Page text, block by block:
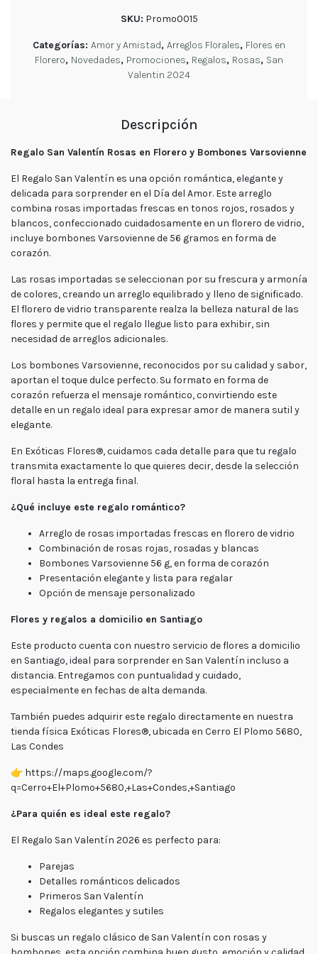
pedido
Contacto
Enviar
Flores
E-mail
ventas@exoticasflores.cl
Teléfonos
WhatsApp
+56966185059
Lunes
Lunes a
Jueves
8:30 a
18:30 -
Viernes
7:30 a
semana
Sábado
9:00 a
SKU: Promo0015
Categorías: Amor y Amistad, Arreglos Florales, Flores en
Florero, Novedades, Promociones, Regalos, Rosas, San
Valentin 2024
Descripción
Regalo San Valentín Rosas en Florero y Bombones Varsovienne
El Regalo San Valentín es una opción romántica, elegante y
delicada para sorprender en el Día del Amor. Este arreglo
combina rosas importadas frescas en tonos rojos, rosados y
blancos, confeccionado cuidadosamente en un florero de vidrio,
incluye bombones Varsovienne de 56 gramos en forma de
corazón.
Las rosas importadas se seleccionan por su frescura y armonía
de colores, creando un arreglo equilibrado y lleno de significado.
El florero de vidrio transparente realza la belleza natural de las
flores y permite que el regalo llegue listo para exhibir, sin
necesidad de arreglos adicionales.
Los bombones Varsovienne, reconocidos por su calidad y sabor,
aportan el toque dulce perfecto. Su formato en forma de
corazón refuerza el mensaje romántico, convirtiendo este
detalle en un regalo ideal para expresar amor de manera sutil y
elegante.
En Exóticas Flores®, cuidamos cada detalle para que tu regalo
transmita exactamente lo que quieres decir, desde la selección
floral hasta la entrega final.
¿Qué incluye este regalo romántico?
Arreglo de rosas importadas frescas en florero de vidrio
Combinación de rosas rojas, rosadas y blancas
Bombones Varsovienne 56 g, en forma de corazón
Presentación elegante y lista para regalar
Opción de mensaje personalizado
Flores y regalos a domicilio en Santiago
Este producto cuenta con nuestro servicio de flores a domicilio
en Santiago, ideal para sorprender en San Valentín incluso a
distancia. Entregamos con puntualidad y cuidado,
especialmente en fechas de alta demanda.
También puedes adquirir este regalo directamente en nuestra
tienda física Exóticas Flores®, ubicada en Cerro El Plomo 5680,
Las Condes
👉 https://maps.google.com/?
q=Cerro+El+Plomo+5680,+Las+Condes,+Santiago
¿Para quién es ideal este regalo?
El Regalo San Valentín 2026 es perfecto para:
Parejas
Detalles románticos delicados
Primeros San Valentín
Regalos elegantes y sutiles
Si buscas un regalo clásico de San Valentín con rosas y